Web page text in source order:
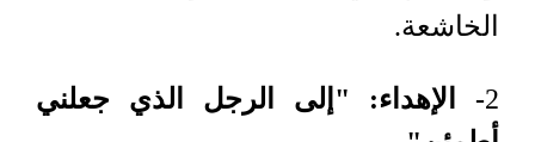
الخاشعة.
2
-
الإهداء: "إلى الرجل الذي جعلني